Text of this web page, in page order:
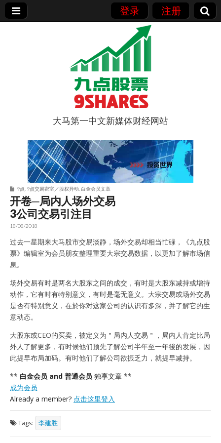
登录 注册
9点股票
大马第一中文新媒体财经网站
9点 9点交易密室／股权异动 白金会员文章
开卷─局内人场外交易
3公司交易引注目
18/08/2018
过去一星期来大马股市交易淡静，场外交易却相当忙碌，《九点股
票》编辑室为会员朋友整理重要大宗交易数据，以更加了解市场信
息。
场外交易有时是两名大股东之间的成交，有时是大股东减持或增持
动作，它有时有特别意义，有时是毫无意义。大宗交易或场外交易
是否有特别意义，在於你对这家公司的认识有多深，并了解它的生
意动态。
大股东或CEO的买卖，被定义为＂局内人交易＂，局内人肯定比局
外人了解更多，有时候他们预先了解公司半年至一年後的发展，因
此提早布局加码。有时他们了解公司欲振乏力，就提早减持。
** 白金会员 and 普通会员 独享文章 **
成为会员
Already a member? 点击这里登入
Tags: 李建胜